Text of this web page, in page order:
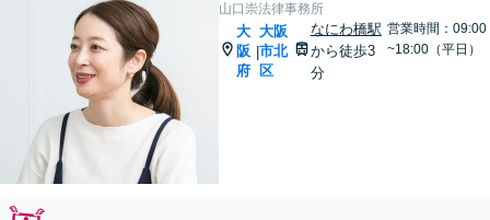
山口崇法律事務所
大
阪
府
|
大阪
市北
区
なにわ橋駅
から徒歩3
分
営業時間：09:00
~18:00（平日）